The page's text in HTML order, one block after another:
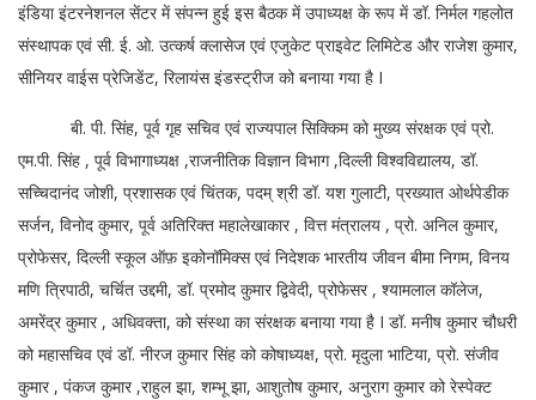
इंडिया इंटरनेशनल सेंटर में संपन्न हुई इस बैठक में उपाध्यक्ष के रूप में डॉ. निर्मल गहलोत
संस्थापक एवं सी. ई. ओ. उत्कर्ष क्लासेज एवं एजुकेट प्राइवेट लिमिटेड और राजेश कुमार,
सीनियर वाईस प्रेजिडेंट, रिलायंस इंडस्ट्रीज को बनाया गया है I
बी. पी. सिंह, पूर्व गृह सचिव एवं राज्यपाल सिक्किम को मुख्य संरक्षक एवं प्रो.
एम.पी. सिंह , पूर्व विभागाध्यक्ष ,राजनीतिक विज्ञान विभाग ,दिल्ली विश्वविद्यालय, डॉ.
सच्चिदानंद जोशी, प्रशासक एवं चिंतक, पदम् श्री डॉ. यश गुलाटी, प्रख्यात ओर्थपेडीक
सर्जन, विनोद कुमार, पूर्व अतिरिक्त महालेखाकार , वित्त मंत्रालय , प्रो. अनिल कुमार,
प्रोफेसर, दिल्ली स्कूल ऑफ़ इकोनॉमिक्स एवं निदेशक भारतीय जीवन बीमा निगम, विनय
मणि त्रिपाठी, चर्चित उद्दमी, डॉ. प्रमोद कुमार द्विवेदी, प्रोफेसर , श्यामलाल कॉलेज,
अमरेंद्र कुमार , अधिवक्ता, को संस्था का संरक्षक बनाया गया है I डॉ. मनीष कुमार चौधरी
को महासचिव एवं डॉ. नीरज कुमार सिंह को कोषाध्यक्ष, प्रो. मृदुला भाटिया, प्रो. संजीव
कुमार , पंकज कुमार ,राहुल झा, शम्भू झा, आशुतोष कुमार, अनुराग कुमार को रेस्पेक्ट